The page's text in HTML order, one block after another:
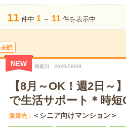
11 件中 1 ～ 11 件を表示中
未読
NEW 掲載日 2026/08/09
【8月～OK！週2日
で生活サポート＊時短
派遣先 ＜シニア向けマンション＞